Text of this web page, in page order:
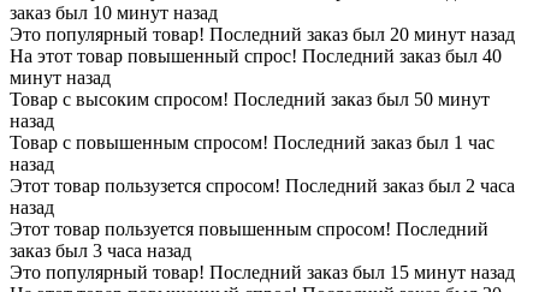
заказ был 10 минут назад
Это популярный товар! Последний заказ был 20 минут назад
На этот товар повышенный спрос! Последний заказ был 40
минут назад
Товар с высоким спросом! Последний заказ был 50 минут
назад
Товар с повышенным спросом! Последний заказ был 1 час
назад
Этот товар пользузется спросом! Последний заказ был 2 часа
назад
Этот товар пользуется повышенным спросом! Последний
заказ был 3 часа назад
Это популярный товар! Последний заказ был 15 минут назад